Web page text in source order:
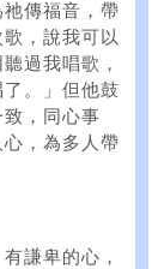
傳福音，帶
，說我可以
過我唱歌，
。」但他鼓
，同心事
，為多人帶
謙卑的心，